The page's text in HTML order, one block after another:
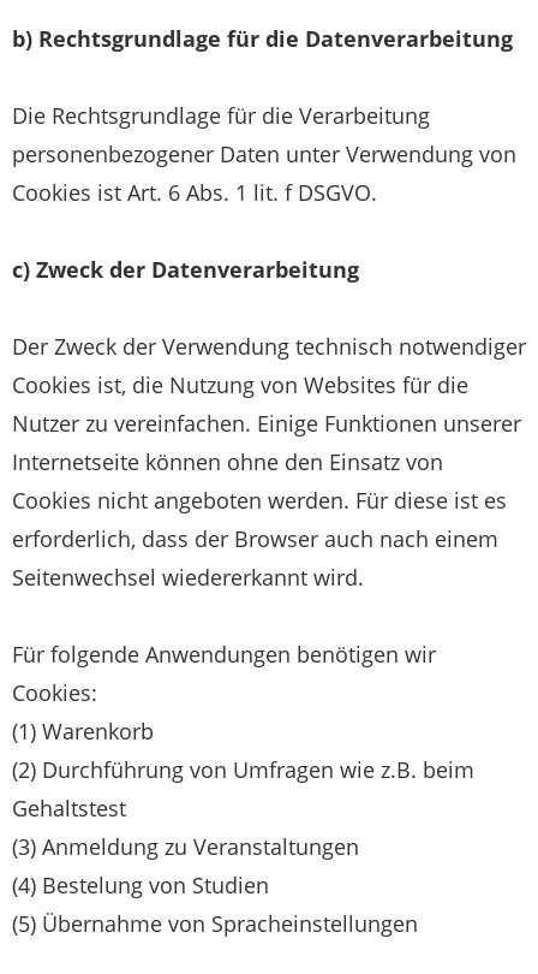
b) Rechtsgrundlage für die Datenverarbeitung
Die Rechtsgrundlage für die Verarbeitung
personenbezogener Daten unter Verwendung von
Cookies ist Art. 6 Abs. 1 lit. f DSGVO.
c) Zweck der Datenverarbeitung
Der Zweck der Verwendung technisch notwendiger
Cookies ist, die Nutzung von Websites für die
Nutzer zu vereinfachen. Einige Funktionen unserer
Internetseite können ohne den Einsatz von
Cookies nicht angeboten werden. Für diese ist es
erforderlich, dass der Browser auch nach einem
Seitenwechsel wiedererkannt wird.
Für folgende Anwendungen benötigen wir
Cookies:
(1) Warenkorb
(2) Durchführung von Umfragen wie z.B. beim
Gehaltstest
(3) Anmeldung zu Veranstaltungen
(4) Bestelung von Studien
(5) Übernahme von Spracheinstellungen